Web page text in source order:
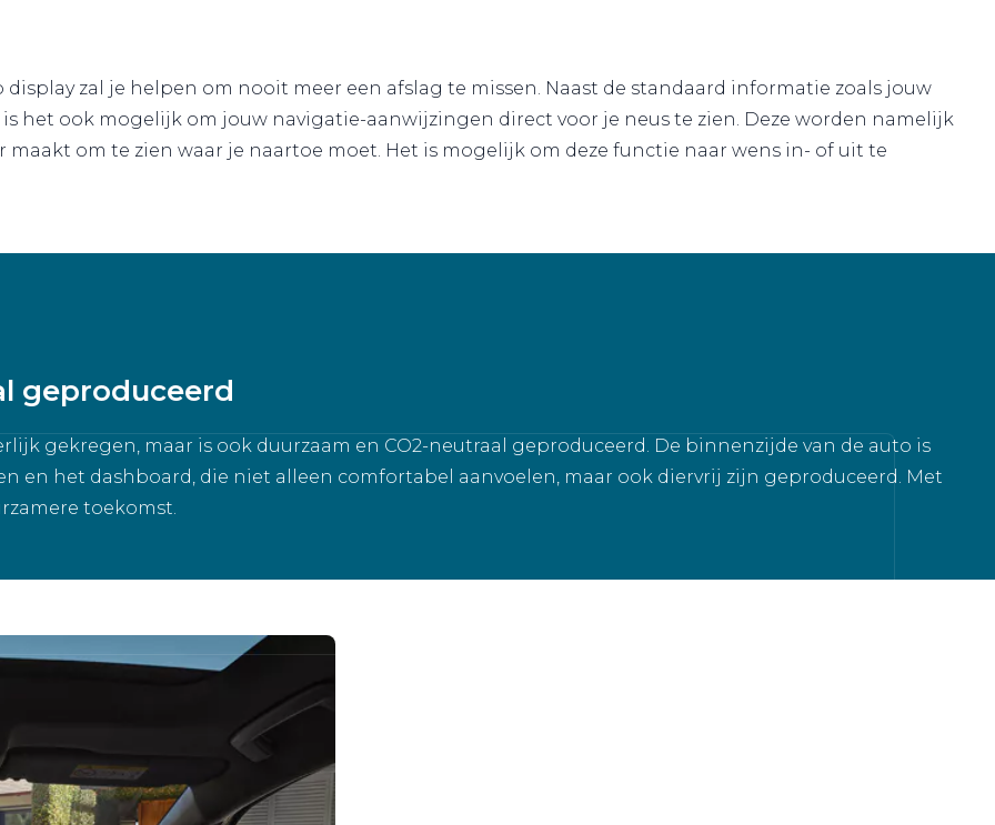
zal je helpen om nooit meer een afslag te missen. Naast de standaard informatie zoals jouw
het ook mogelijk om jouw navigatie-aanwijzingen direct voor je neus te zien. Deze worden namelijk
om te zien waar je naartoe moet. Het is mogelijk om deze functie naar wens in- of uit te
geproduceerd
gekregen, maar is ook duurzaam en CO2-neutraal geproduceerd. De binnenzijde van de auto is
en het dashboard, die niet alleen comfortabel aanvoelen, maar ook diervrij zijn geproduceerd. Met
toekomst.